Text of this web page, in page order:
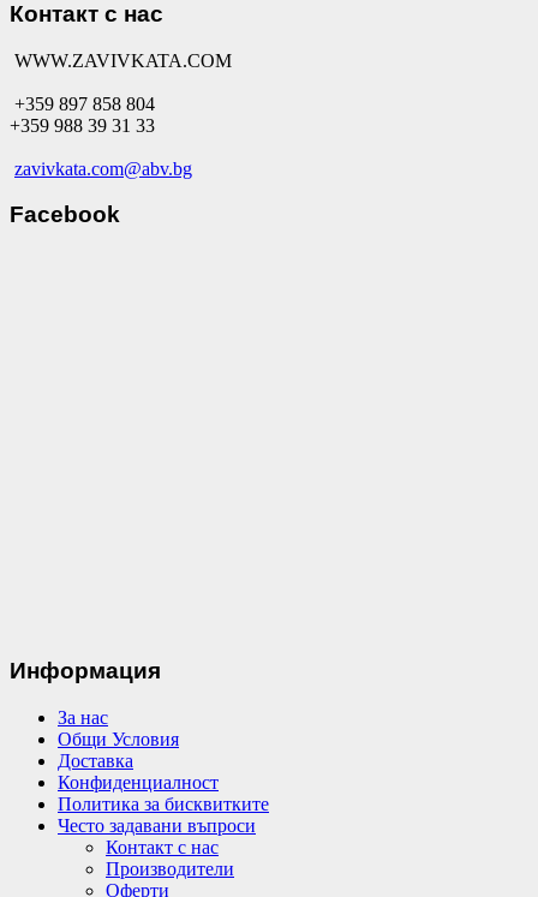
Контакт с нас
WWW.ZAVIVKATA.COM
+359 897 858 804
+359 988 39 31 33
zavivkata.com@abv.bg
Facebook
Информация
За нас
Общи Условия
Доставка
Конфиденциалност
Политика за бисквитките
Често задавани въпроси
Контакт с нас
Производители
Оферти